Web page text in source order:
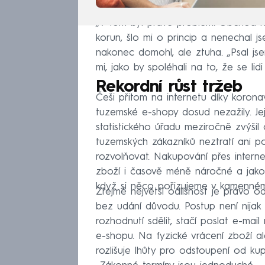
„V tom byl právě problém. Obchod
korun, šlo mi o princip a nenechal
nakonec domohl, ale ztuha. „Psal
mi, jako by spoléhali na to, že se
Rekordní růst tržeb
Češi přitom na internetu díky
tuzemské e-shopy dosud nezažily.
statistického úřadu meziročně
tuzemských zákazníků neztratí ani
rozvolňovat. Nakupování přes
zboží i časově méně náročné a
když si něco pořizujeme v
Zřejmě největší odlišnost je právo
bez udání důvodu. Postup není
rozhodnutí sdělit, stačí poslat e-
e-shopu. Na fyzické vrácení zboží
rozlišuje lhůty pro odstoupení od